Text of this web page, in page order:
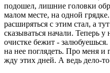
подошел, лишние головки
малом месте, на одной
расширяться с этим стал, а
сказываться начали. Теперь у
очистке бежит -
на нее поглядеть. Про меня и
жду этих дней. А ведь дело-то